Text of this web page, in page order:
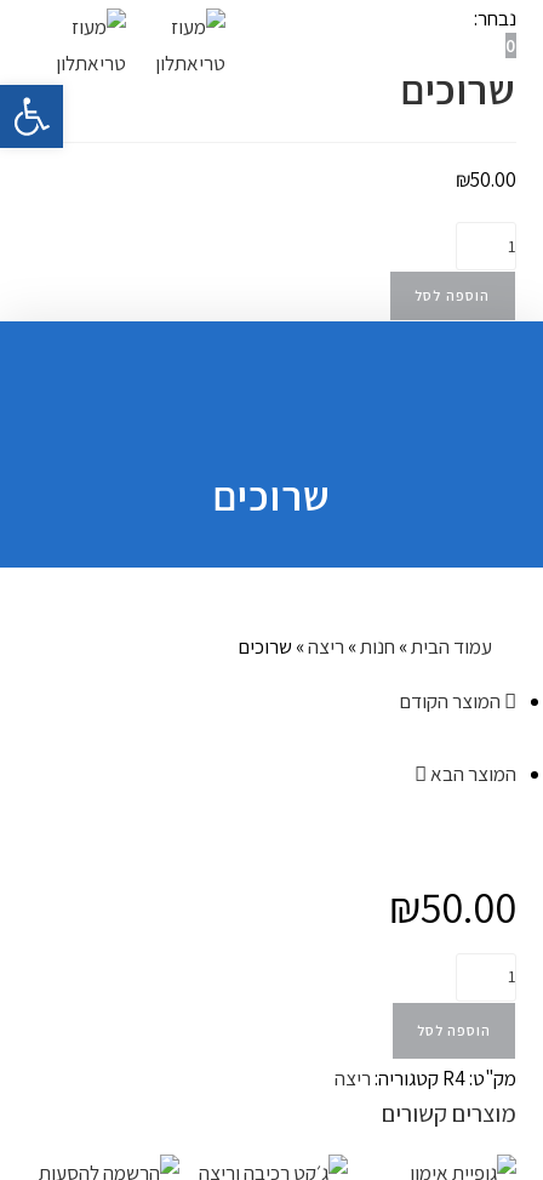
0
נבחר:
שרוכים
₪50.00
הוספה לסל
שרוכים
עמוד הבית» חנות» ריצה» שרוכים
המוצר הקודם
המוצר הבא
₪50.00
הוספה לסל
מק"ט:R4 קטגוריה:ריצה
מוצרים קשורים